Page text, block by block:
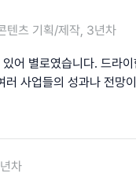
텐츠 기획/제작, 3년차
어 별로였습니다. 드라
러 사업들의 성과나 전망
차